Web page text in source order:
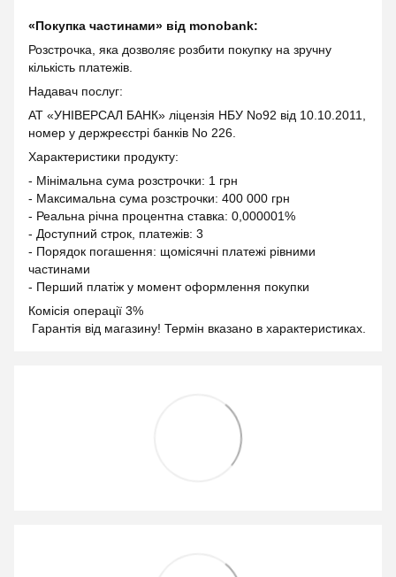
«Покупка частинами» від monobank:
Розстрочка, яка дозволяє розбити покупку на зручну
кількість платежів.
Надавач послуг:
АТ «УНІВЕРСАЛ БАНК» ліцензія НБУ No92 від 10.10.2011,
номер у держреєстрі банків No 226.
Характеристики продукту:
- Мінімальна сума розстрочки: 1 грн
- Максимальна сума розстрочки: 400 000 грн
- Реальна річна процентна ставка: 0,000001%
- Доступний строк, платежів: 3
- Порядок погашення: щомісячні платежі рівними
частинами
- Перший платіж у момент оформлення покупки
Комісія операції 3%
Гарантія від магазину! Термін вказано в характеристиках.